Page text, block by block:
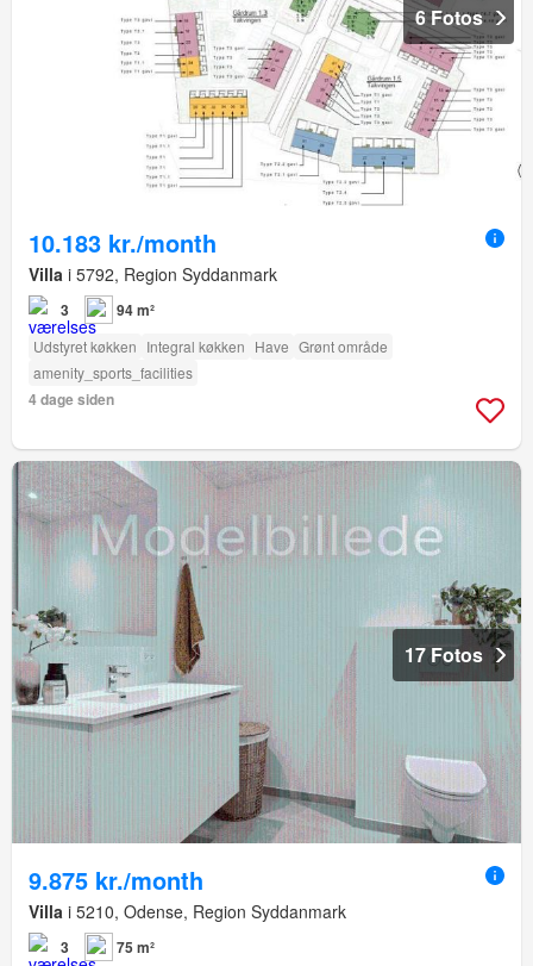
6 Fotos
10.183 kr./month
Villa i 5792, Region Syddanmark
3 94 m²
Udstyret køkken Integral køkken Have Grønt område
amenity_sports_facilities
4 dage siden
17 Fotos
9.875 kr./month
Villa i 5210, Odense, Region Syddanmark
3 75 m²